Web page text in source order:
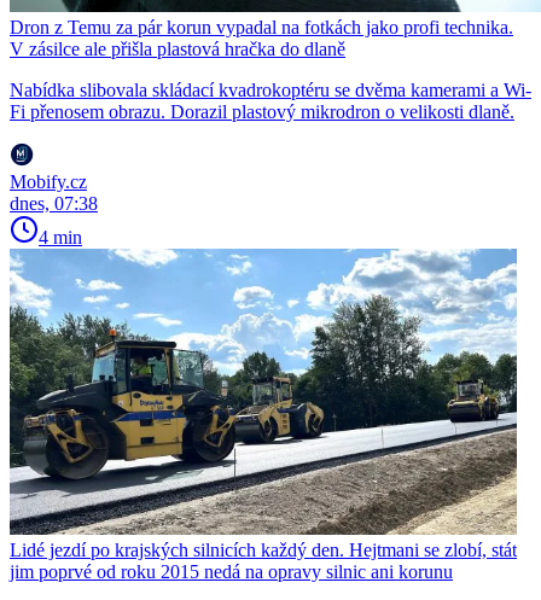
Dron z Temu za pár korun vypadal na fotkách jako profi technika.
V zásilce ale přišla plastová hračka do dlaně
Nabídka slibovala skládací kvadrokoptéru se dvěma kamerami a Wi-
Fi přenosem obrazu. Dorazil plastový mikrodron o velikosti dlaně.
Mobify.cz
dnes, 07:38
4 min
Lidé jezdí po krajských silnicích každý den. Hejtmani se zlobí, stát
jim poprvé od roku 2015 nedá na opravy silnic ani korunu